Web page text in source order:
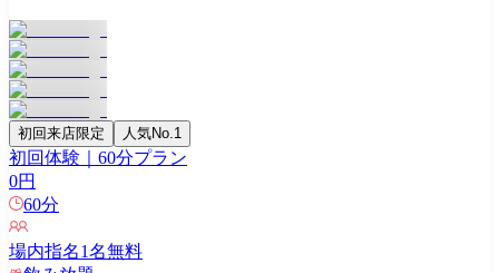
初回来店限定 人気No.1
初回体験｜60分プラン
0円
60分
場内指名1名無料